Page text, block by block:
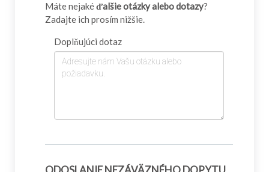
Máte nejakéďalšie otázky alebo dotazy?
Zadajte ich prosím nižšie.
Doplňujúci dotaz